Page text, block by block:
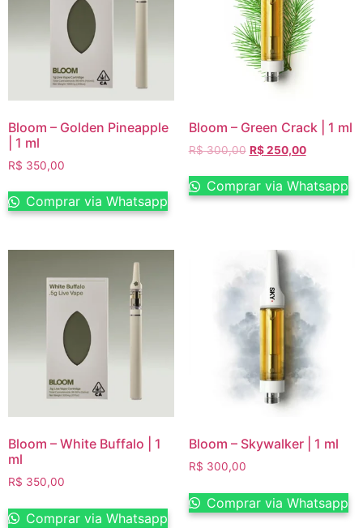
Bloom – Golden Pineapple
| 1 ml
R$ 350,00
Comprar via Whatsapp
Bloom – Green Crack | 1 ml
R$300,00 R$250,00
Comprar via Whatsapp
Bloom – White Buffalo | 1
ml
R$ 350,00
Comprar via Whatsapp
Bloom – Skywalker | 1 ml
R$ 300,00
Comprar via Whatsapp